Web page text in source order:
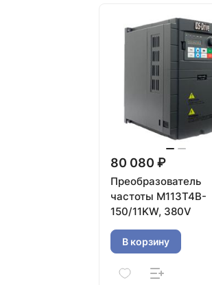
80 080 ₽
Преобразователь
частоты M113T4B-
150/11KW, 380V
В корзину